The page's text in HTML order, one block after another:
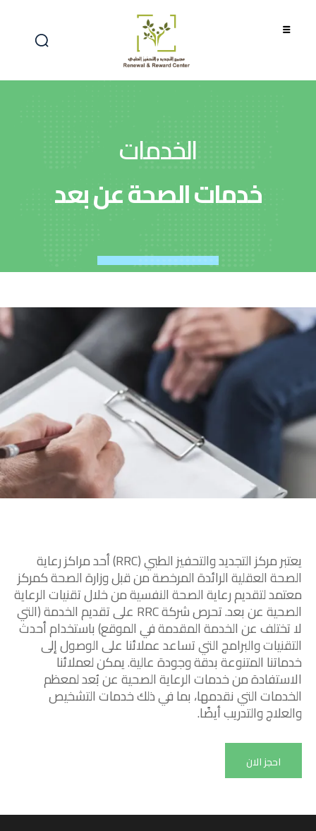
الرئيسية المواعيد
من نحن المقالات
البرامج
Home
Book
Appointment
About us
الخدمات
خدمات الصحة عن بعد
يعتبر مركز التجديد والتحفيز الطبي (RRC) أحد مراكز رعاية
الصحة العقلية الرائدة المرخصة من قبل وزارة الصحة كمركز
معتمد لتقديم رعاية الصحة النفسية من خلال تقنيات الرعاية
الصحية عن بعد. تحرص شركة RRC على تقديم الخدمة (التي
لا تختلف عن الخدمة المقدمة في الموقع) باستخدام أحدث
التقنيات والبرامج التي تساعد عملائنا على الوصول إلى
خدماتنا المتنوعة بدقة وجودة عالية. يمكن لعملائنا
الاستفادة من خدمات الرعاية الصحية عن بُعد لمعظم
الخدمات التي نقدمها، بما في ذلك خدمات التشخيص
والعلاج والتدريب أيضًا.
احجز الان